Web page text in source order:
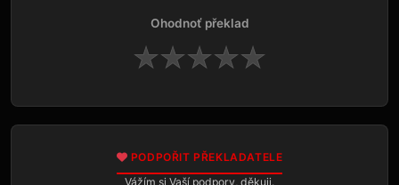
Ohodnoť překlad
★★★★★
PODPOŘIT PŘEKLADATELE
Vážím si Vaší podpory, děkuji.